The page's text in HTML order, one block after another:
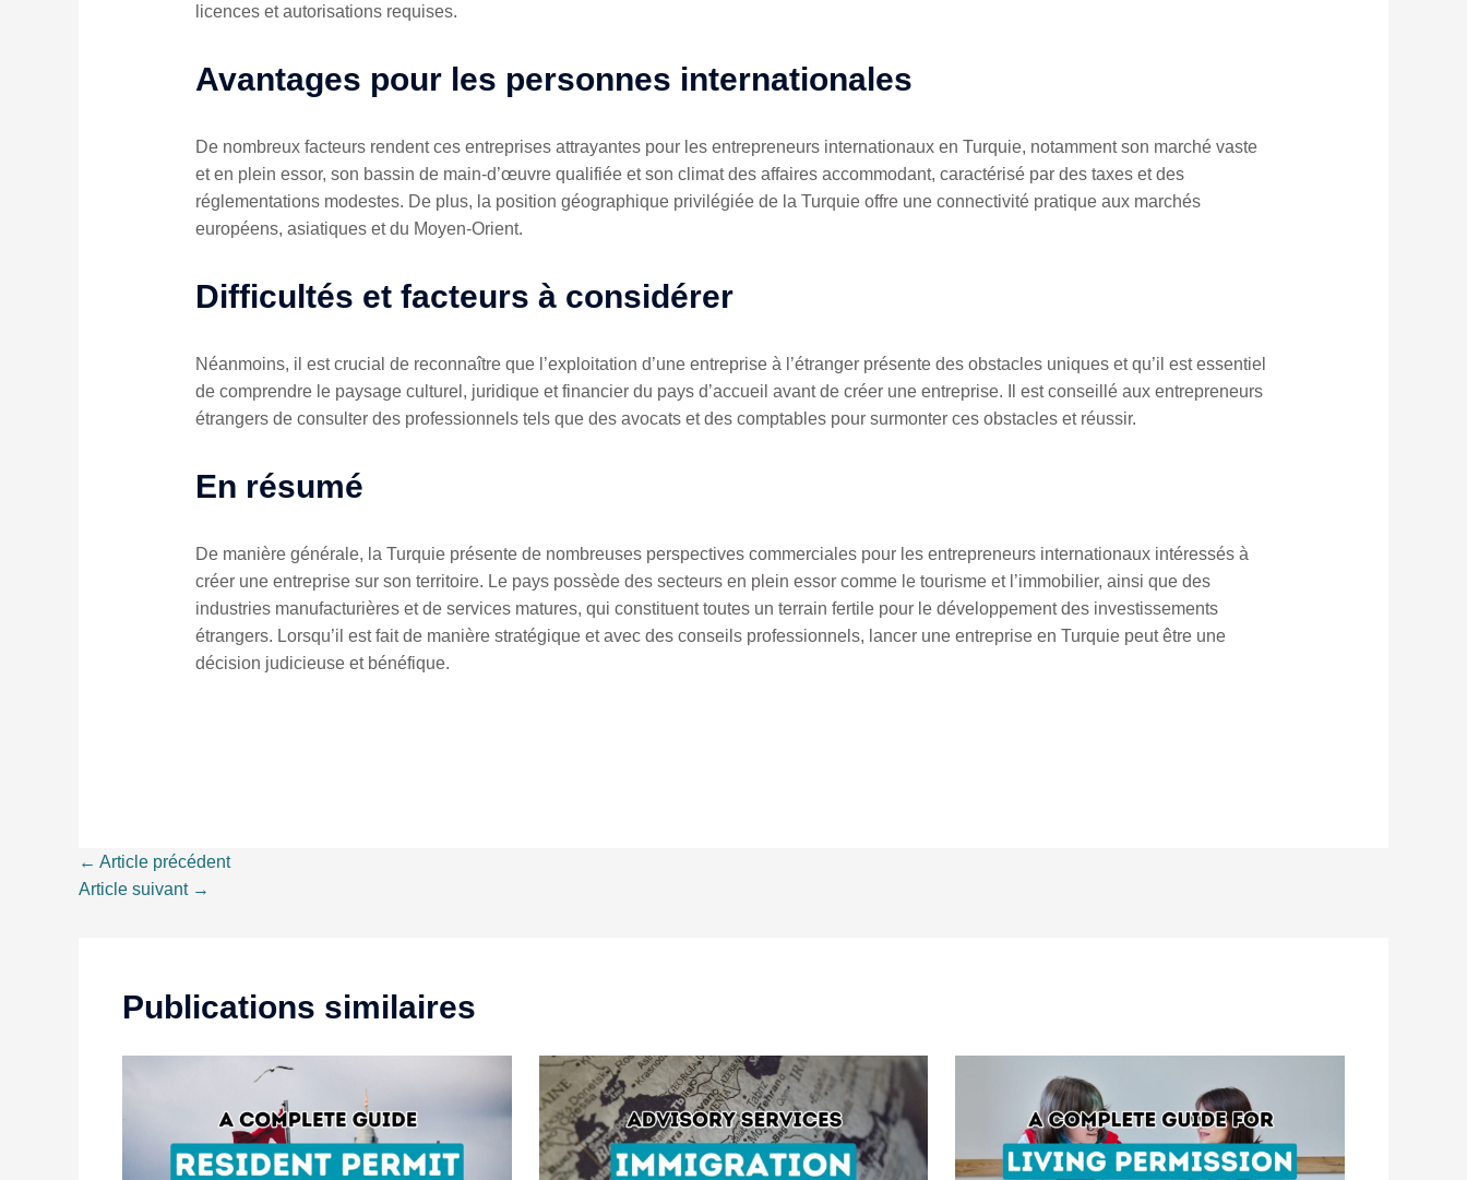
licences et autorisations requises.
Avantages pour les personnes internationales
De nombreux facteurs rendent ces entreprises attrayantes pour les entrepreneurs internationaux en Turquie, notamment son marché vaste
et en plein essor, son bassin de main-d’œuvre qualifiée et son climat des affaires accommodant, caractérisé par des taxes et des
réglementations modestes. De plus, la position géographique privilégiée de la Turquie offre une connectivité pratique aux marchés
européens, asiatiques et du Moyen-Orient.
Difficultés et facteurs à considérer
Néanmoins, il est crucial de reconnaître que l’exploitation d’une entreprise à l’étranger présente des obstacles uniques et qu’il est essentiel
de comprendre le paysage culturel, juridique et financier du pays d’accueil avant de créer une entreprise. Il est conseillé aux entrepreneurs
étrangers de consulter des professionnels tels que des avocats et des comptables pour surmonter ces obstacles et réussir.
En résumé
De manière générale, la Turquie présente de nombreuses perspectives commerciales pour les entrepreneurs internationaux intéressés à
créer une entreprise sur son territoire. Le pays possède des secteurs en plein essor comme le tourisme et l’immobilier, ainsi que des
industries manufacturières et de services matures, qui constituent toutes un terrain fertile pour le développement des investissements
étrangers. Lorsqu’il est fait de manière stratégique et avec des conseils professionnels, lancer une entreprise en Turquie peut être une
décision judicieuse et bénéfique.
← Article précédent
Article suivant →
Publications similaires